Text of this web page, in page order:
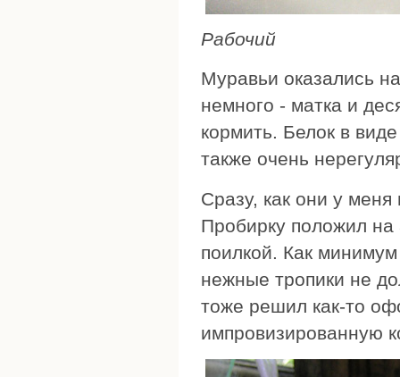
Рабочий
Муравьи оказались
немного - матка и
кормить. Белок в
также очень
Сразу, как они у
Пробирку положил на
поилкой. Как
нежные тропики не
тоже решил как-то
импровизированную